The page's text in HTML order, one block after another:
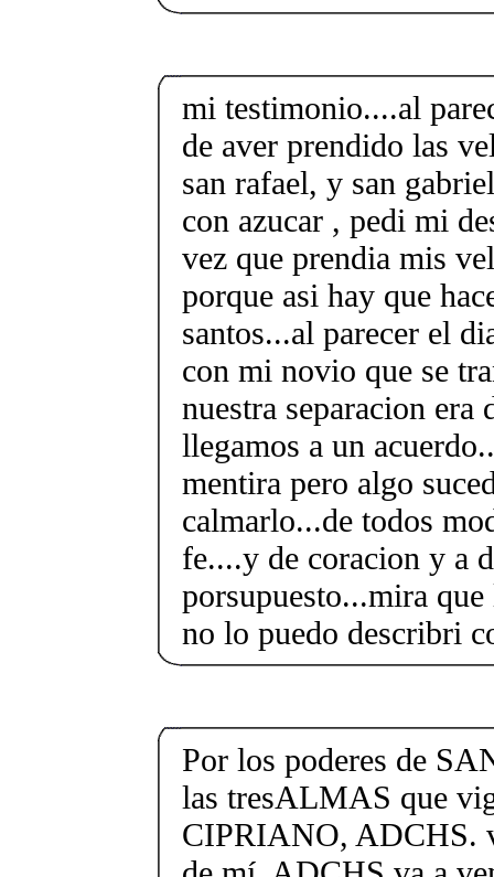
mi testimonio....al
de aver prendido las
san rafael, y san
con azucar , pedi mi
vez que prendia mis
porque asi hay que
santos...al parecer el
con mi novio que se
nuestra separacion
llegamos a un
mentira pero algo
calmarlo...de todos
fe....y de coracion y a
porsupuesto...mira
no lo puedo describri
Por los poderes de
las tresALMAS que
CIPRIANO, ADCHS.